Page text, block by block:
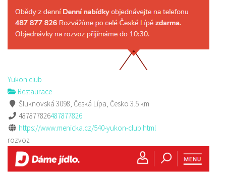
Yukon club
Restaurace
Šluknovská 3098, Česká Lípa, Česko 3.5 km
487877826487877826
https://www.menicka.cz/540-yukon-club.html
rozvoz